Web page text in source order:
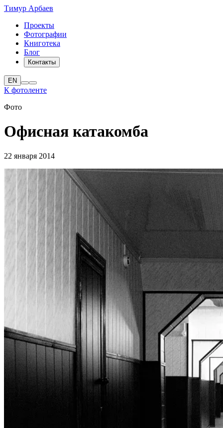
Тимур Арбаев
Проекты
Фотографии
Книготека
Блог
Контакты
EN
К фотоленте
Фото
Офисная катакомба
22 января 2014